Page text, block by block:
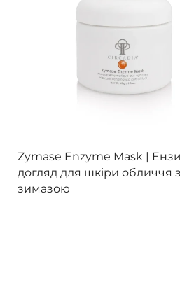
Переглянути
Zymase Enzyme Mask |
догляд для шкіри обличчя з
зимазою